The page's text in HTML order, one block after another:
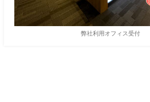
弊社利用オフィス受付